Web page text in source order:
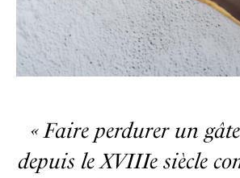
« Faire perdurer un
depuis le XVIIIe siècle